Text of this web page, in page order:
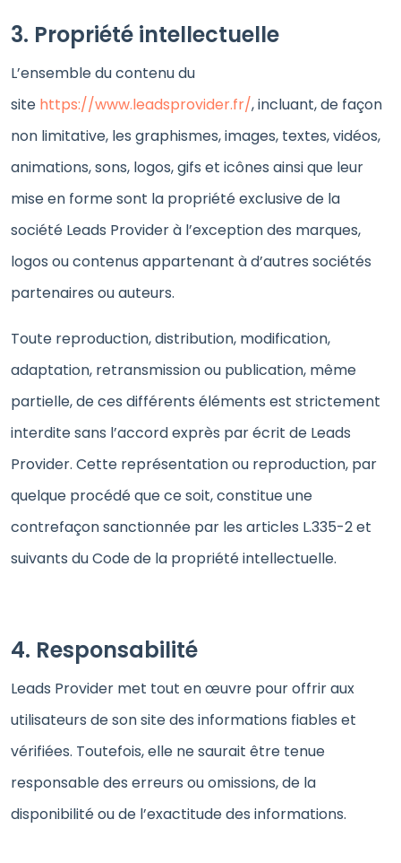
3. Propriété intellectuelle
L’ensemble du contenu du
site https://www.leadsprovider.fr/, incluant, de façon
non limitative, les graphismes, images, textes, vidéos,
animations, sons, logos, gifs et icônes ainsi que leur
mise en forme sont la propriété exclusive de la
société Leads Provider à l’exception des marques,
logos ou contenus appartenant à d’autres sociétés
partenaires ou auteurs.
Toute reproduction, distribution, modification,
adaptation, retransmission ou publication, même
partielle, de ces différents éléments est strictement
interdite sans l’accord exprès par écrit de Leads
Provider. Cette représentation ou reproduction, par
quelque procédé que ce soit, constitue une
contrefaçon sanctionnée par les articles L.335-2 et
suivants du Code de la propriété intellectuelle.
4. Responsabilité
Leads Provider met tout en œuvre pour offrir aux
utilisateurs de son site des informations fiables et
vérifiées. Toutefois, elle ne saurait être tenue
responsable des erreurs ou omissions, de la
disponibilité ou de l’exactitude des informations.